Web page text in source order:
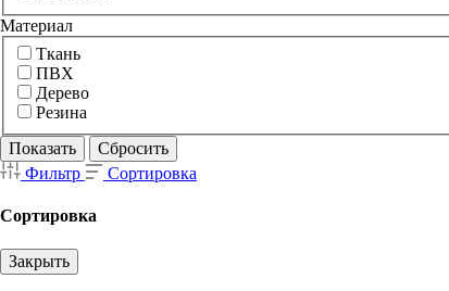
Материал
Ткань
ПВХ
Дерево
Резина
Фильтр Сортировка
Сортировка
Закрыть